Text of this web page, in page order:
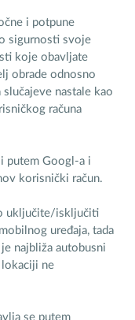
i potpune
sigurnosti svoje
koje obavljate
obrade odnosno
nastale kao
računa
putem Googl-a i
korisnički račun.
uključite/isključiti
uređaja, tada
najbliža autobusni
ne
se putem